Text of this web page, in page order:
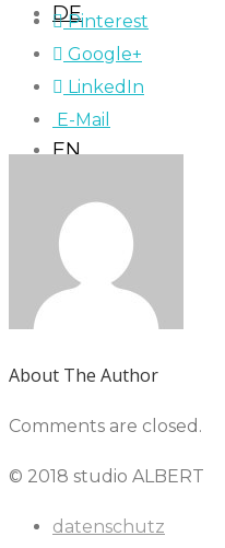
DE
EN
Pinterest
Google+
LinkedIn
E-Mail
About The Author
Comments are closed.
© 2018 studio ALBERT
datenschutz